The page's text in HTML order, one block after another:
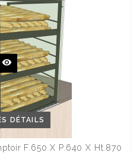
DÉTAILS
F.650 X P.640 X Ht.870